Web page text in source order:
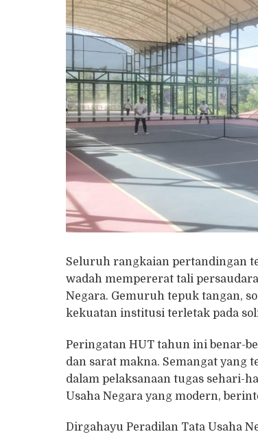
Seluruh rangkaian pertandingan
wadah mempererat tali
Negara. Gemuruh tepuk tangan,
kekuatan institusi terletak pada
Peringatan HUT tahun ini benar-
dan sarat makna. Semangat yang
dalam pelaksanaan tugas sehari-
Usaha Negara yang modern,
Dirgahayu Peradilan Tata Usaha